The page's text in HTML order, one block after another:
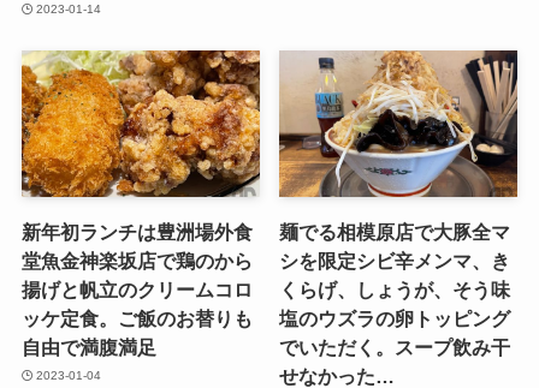
2023-01-14
新年初ランチは豊洲場外食
堂魚金神楽坂店で鶏のから
揚げと帆立のクリームコロ
ッケ定食。ご飯のお替りも
自由で満腹満足
2023-01-04
麺でる相模原店で大豚全マ
シを限定シビ辛メンマ、き
くらげ、しょうが、そう味
塩のウズラの卵トッピング
でいただく。スープ飲み干
せなかった…